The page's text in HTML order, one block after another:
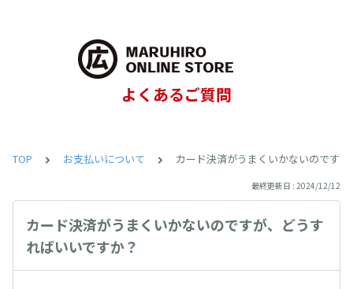
よくあるご質問
TOP お支払いについて カード決済がうまくいかないのです
最終更新日 : 2024/12/12
カード決済がうまくいかないのですが、どうす
ればいいですか？